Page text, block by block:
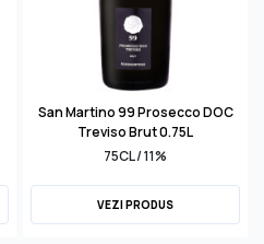
San Martino 99 Prosecco DOC
Treviso Brut 0.75L
75CL / 11%
VEZI PRODUS